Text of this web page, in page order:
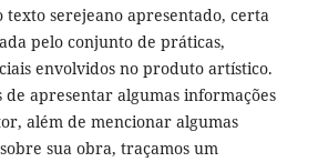
serejeano apresentado, certa
pelo conjunto de práticas,
envolvidos no produto artístico.
de apresentar algumas informações
além de mencionar algumas
sua obra, traçamos um